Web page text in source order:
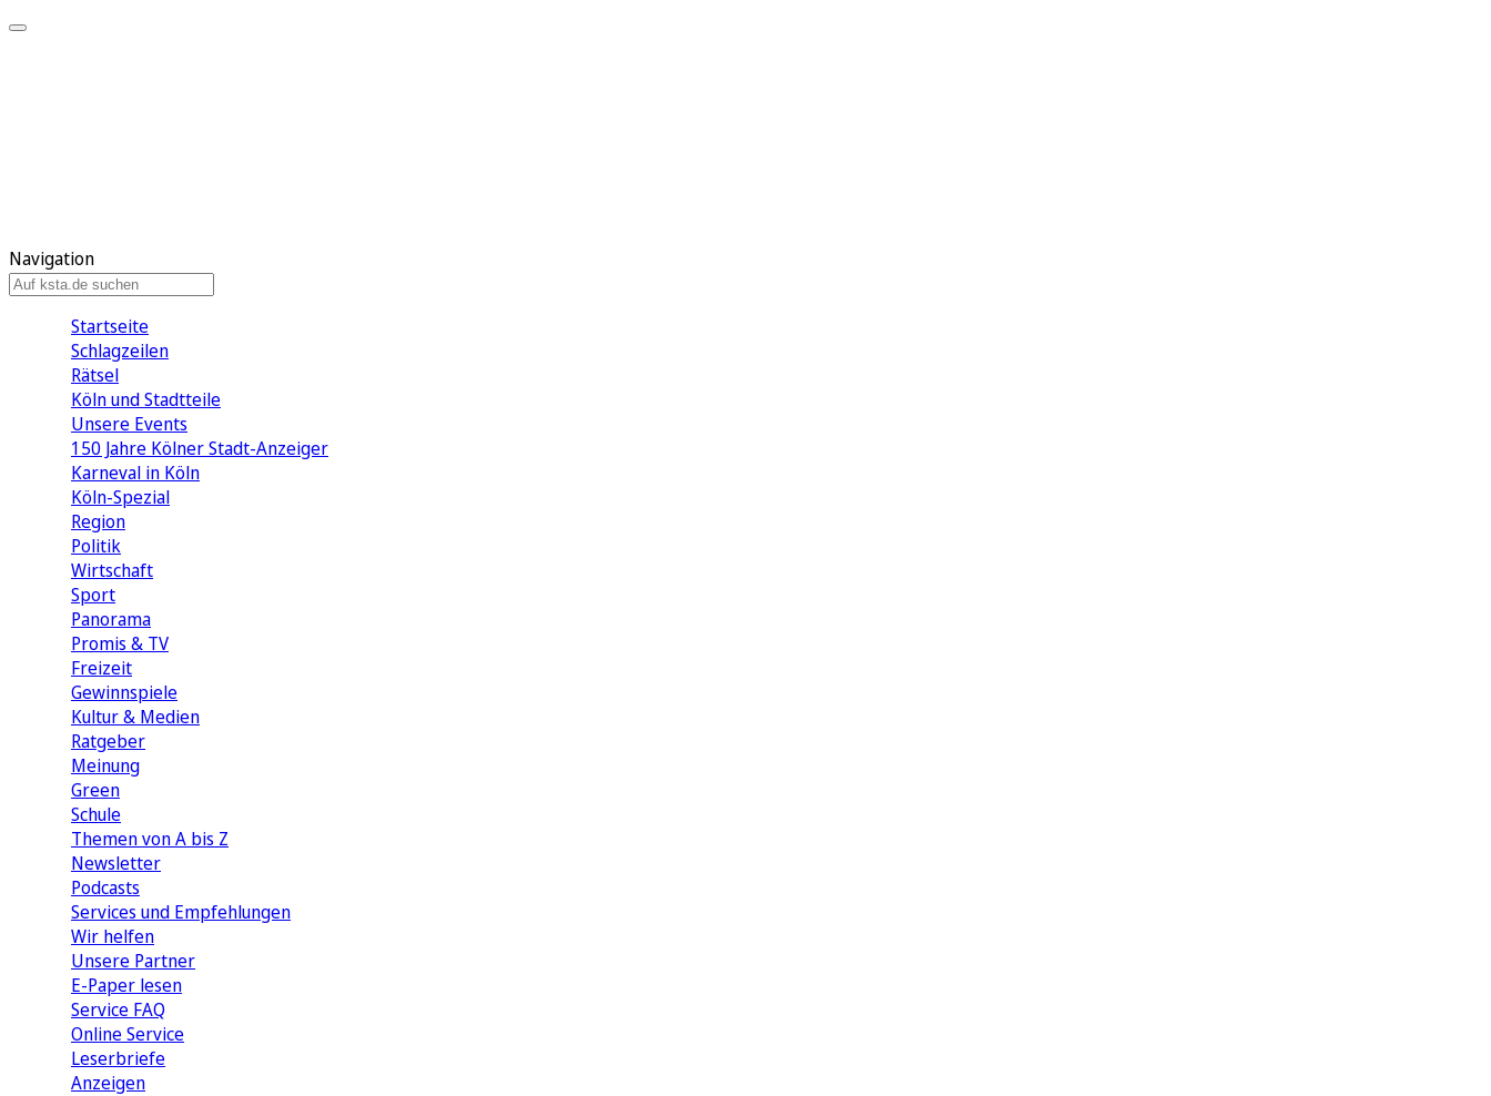
Navigation
Startseite
Schlagzeilen
Rätsel
Köln und Stadtteile
Unsere Events
150 Jahre Kölner Stadt-Anzeiger
Karneval in Köln
Köln-Spezial
Region
Politik
Wirtschaft
Sport
Panorama
Promis & TV
Freizeit
Gewinnspiele
Kultur & Medien
Ratgeber
Meinung
Green
Schule
Themen von A bis Z
Newsletter
Podcasts
Services und Empfehlungen
Wir helfen
Unsere Partner
E-Paper lesen
Service FAQ
Online Service
Leserbriefe
Anzeigen